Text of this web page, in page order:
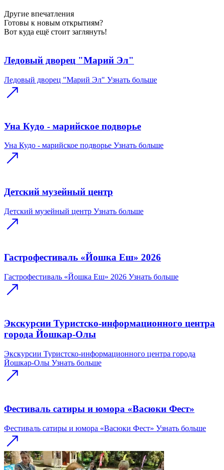
Другие впечатления
Готовы к новым открытиям?
Вот куда ещё стоит заглянуть!
Ледовый дворец "Марий Эл"
Ледовый дворец "Марий Эл" Узнать больше
Уна Кудо - марийское подворье
Уна Кудо - марийское подворье Узнать больше
Детский музейный центр
Детский музейный центр Узнать больше
Гастрофестиваль «Йошка Еш» 2026
Гастрофестиваль «Йошка Еш» 2026 Узнать больше
Экскурсии Туристско-информационного центра
города Йошкар-Олы
Экскурсии Туристско-информационного центра города
Йошкар-Олы Узнать больше
Фестиваль сатиры и юмора «Васюки Фест»
Фестиваль сатиры и юмора «Васюки Фест» Узнать больше